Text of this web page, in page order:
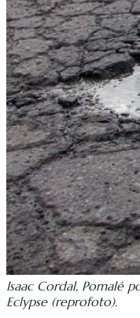
Isaac Cordal, Pomalé
Eclypse (reprofoto).